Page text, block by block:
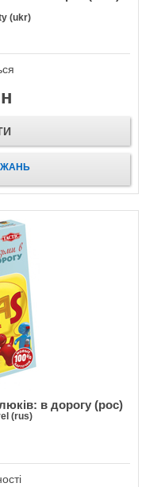
(ukr)
в дорогу (рос)
(rus)